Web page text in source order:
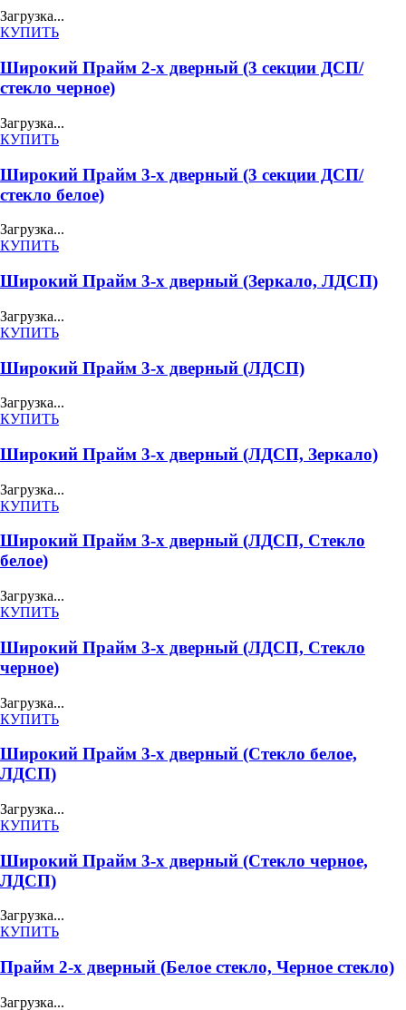
Загрузка...
КУПИТЬ
Широкий Прайм 2-х дверный (3 секции ДСП/
стекло черное)
Загрузка...
КУПИТЬ
Широкий Прайм 3-х дверный (3 секции ДСП/
стекло белое)
Загрузка...
КУПИТЬ
Широкий Прайм 3-х дверный (Зеркало, ЛДСП)
Загрузка...
КУПИТЬ
Широкий Прайм 3-х дверный (ЛДСП)
Загрузка...
КУПИТЬ
Широкий Прайм 3-х дверный (ЛДСП, Зеркало)
Загрузка...
КУПИТЬ
Широкий Прайм 3-х дверный (ЛДСП, Стекло
белое)
Загрузка...
КУПИТЬ
Широкий Прайм 3-х дверный (ЛДСП, Стекло
черное)
Загрузка...
КУПИТЬ
Широкий Прайм 3-х дверный (Стекло белое,
ЛДСП)
Загрузка...
КУПИТЬ
Широкий Прайм 3-х дверный (Стекло черное,
ЛДСП)
Загрузка...
КУПИТЬ
Прайм 2-х дверный (Белое стекло, Черное стекло)
Загрузка...